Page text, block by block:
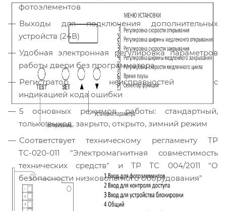
фотоэлементов
Выходы для подключения дополнительных
устройств (24В)
Удобная электронная регулировка параметров
работы двери без программатора
Регистратор неисправностей с
индикацией кода ошибки
5 основных режимов работы: стандартный,
только выход, закрыто, открыто, зимний режим
Соответствует техническому регламенту ТР
ТС-020-011 "Электромагнитная совместимость
технических средств" и ТР ТС 004/2011 "О
безопасности низковольтного оборудования"